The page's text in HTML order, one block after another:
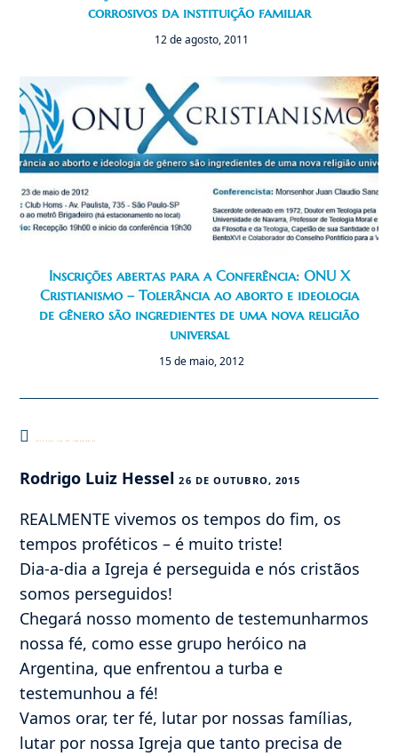
corrosivos da instituição familiar
12 de agosto, 2011
Inscrições abertas para a Conferência: ONU X
Cristianismo – Tolerância ao aborto e ideologia
de gênero são ingredientes de uma nova religião
universal
15 de maio, 2012
Este post tem 20 comentários
Rodrigo Luiz Hessel26 DE OUTUBRO, 2015
REALMENTE vivemos os tempos do fim, os
tempos proféticos – é muito triste!
Dia-a-dia a Igreja é perseguida e nós cristãos
somos perseguidos!
Chegará nosso momento de testemunharmos
nossa fé, como esse grupo heróico na
Argentina, que enfrentou a turba e
testemunhou a fé!
Vamos orar, ter fé, lutar por nossas famílias,
lutar por nossa Igreja que tanto precisa de